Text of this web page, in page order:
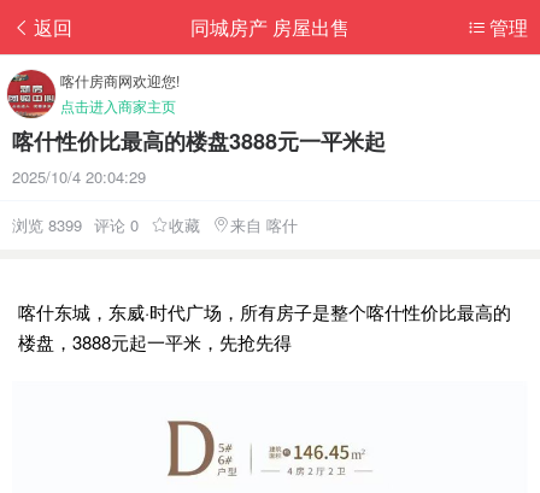
返回 管理
同城房产 房屋出售
喀什房商网欢迎您!
点击进入商家主页
喀什性价比最高的楼盘3888元一平米起
2025/10/4 20:04:29
浏览 8399 评论 0 收藏 来自 喀什
喀什东城，东威·时代广场，所有房子是整个喀什性价比最高的
楼盘，3888元起一平米，先抢先得